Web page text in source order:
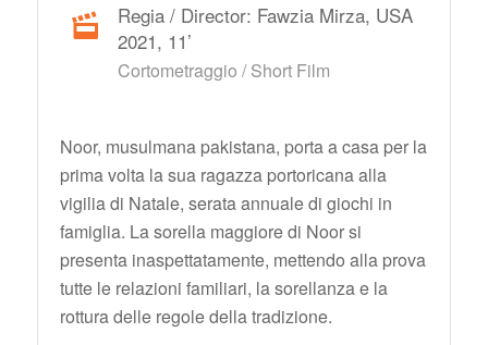
Regia / Director: Fawzia Mirza, USA
2021, 11’
Cortometraggio / Short Film
Noor, musulmana pakistana, porta a casa per la
prima volta la sua ragazza portoricana alla
vigilia di Natale, serata annuale di giochi in
famiglia. La sorella maggiore di Noor si
presenta inaspettatamente, mettendo alla prova
tutte le relazioni familiari, la sorellanza e la
rottura delle regole della tradizione.